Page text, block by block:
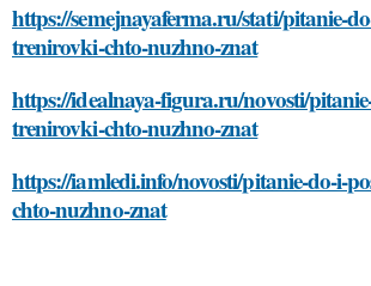
https://semejnayaferma.ru/stati/pitanie-
trenirovki-chto-nuzhno-znat
https://idealnaya-figura.ru/novosti/
trenirovki-chto-nuzhno-znat
https://iamledi.info/novosti/pitanie-do-i-
chto-nuzhno-znat